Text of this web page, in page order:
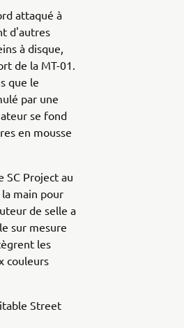
attaqué à
d'autres
à disque,
de la MT-01.
que le
par une
se fond
en mousse
SC Project au
main pour
de selle a
sur mesure
les
couleurs
Street